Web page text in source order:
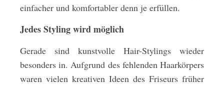
einfacher und komfortabler denn je erfüllen.
Jedes Styling wird möglich
Gerade sind kunstvolle Hair-Stylings wieder
besonders in. Aufgrund des fehlenden Haarkörpers
waren vielen kreativen Ideen des Friseurs früher